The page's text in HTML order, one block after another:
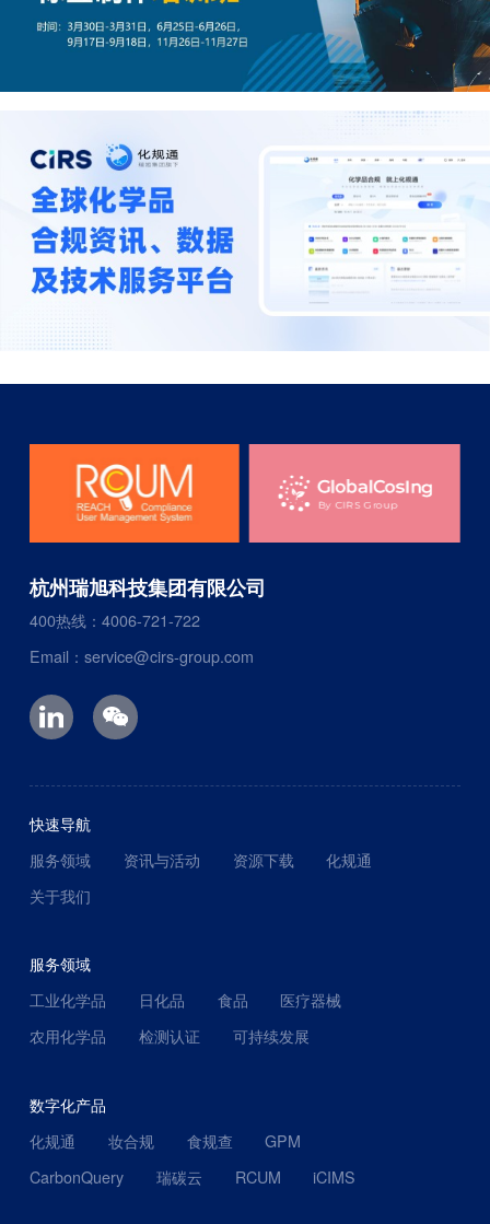
杭州瑞旭科技集团有限公司
400热线：4006-721-722
Email：service@cirs-group.com
快速导航
服务领域
资讯与活动 资源下载
化规通
关于我们
服务领域
工业化学品
日化品 食品
医疗器械
农用化学品
检测认证 可持续发展
数字化产品
化规通
妆合规 食规查
GPM
CarbonQuery
瑞碳云 RCUM iCIMS